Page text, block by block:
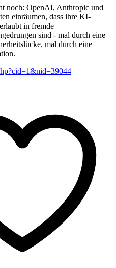
noch: OpenAI, Anthropic und
einräumen, dass ihre KI-
in fremde
sind - mal durch eine
mal durch eine